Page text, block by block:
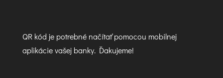
QR kód je potrebné načítať pomocou mobilnej
aplikácie vašej banky. Ďakujeme!